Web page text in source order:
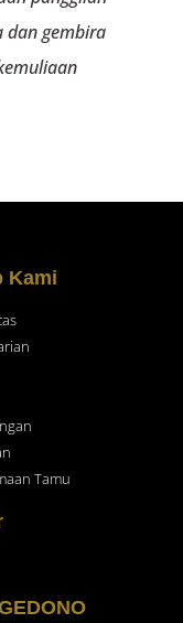
dan gembira
Kami
Tamu